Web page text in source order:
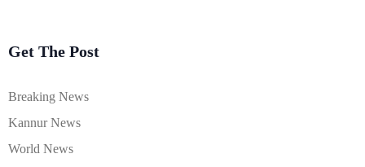
Get The Post
Breaking News
Kannur News
World News